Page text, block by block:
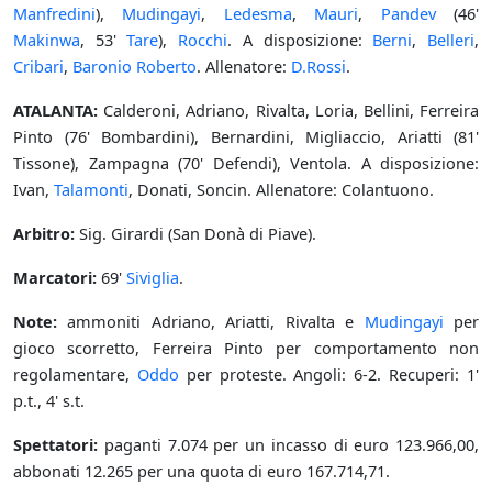
Manfredini), Mudingayi, Ledesma, Mauri, Pandev(46'
Makinwa, 53'Tare), Rocchi. A disposizione: Berni, Belleri,
Cribari, Baronio Roberto. Allenatore: D.Rossi.
ATALANTA: Calderoni, Adriano, Rivalta, Loria, Bellini, Ferreira
Pinto (76' Bombardini), Bernardini, Migliaccio, Ariatti (81'
Tissone), Zampagna (70' Defendi), Ventola. A disposizione:
Ivan, Talamonti, Donati, Soncin. Allenatore: Colantuono.
Arbitro: Sig. Girardi (San Donà di Piave).
Marcatori: 69' Siviglia.
Note: ammoniti Adriano, Ariatti, Rivalta e Mudingayi per
gioco scorretto, Ferreira Pinto per comportamento non
regolamentare, Oddo per proteste. Angoli: 6-2. Recuperi: 1'
p.t., 4' s.t.
Spettatori: paganti 7.074 per un incasso di euro 123.966,00,
abbonati 12.265 per una quota di euro 167.714,71.